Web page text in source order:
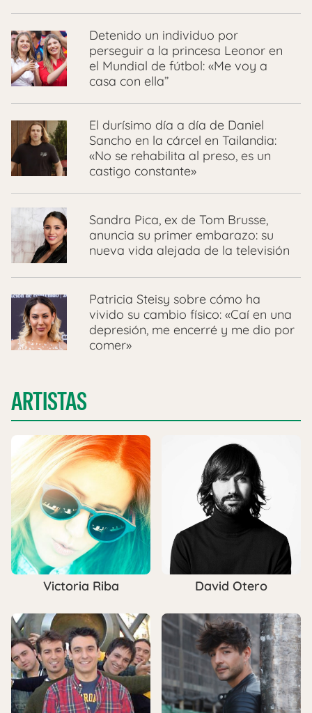
Detenido un individuo por
perseguir a la princesa Leonor en
el Mundial de fútbol: «Me voy a
casa con ella”
El durísimo día a día de Daniel
Sancho en la cárcel en Tailandia:
«No se rehabilita al preso, es un
castigo constante»
Sandra Pica, ex de Tom Brusse,
anuncia su primer embarazo: su
nueva vida alejada de la televisión
Patricia Steisy sobre cómo ha
vivido su cambio físico: «Caí en una
depresión, me encerré y me dio por
comer»
ARTISTAS
Victoria Riba David Otero